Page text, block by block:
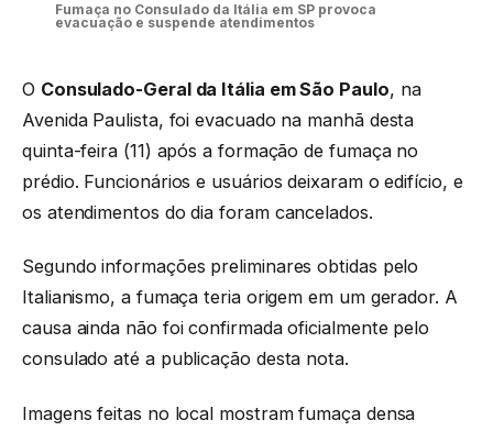
Fumaça no Consulado da Itália em SP provoca
evacuação e suspende atendimentos
O Consulado-Geral da Itália em São Paulo, na
Avenida Paulista, foi evacuado na manhã desta
quinta-feira (11) após a formação de fumaça no
prédio. Funcionários e usuários deixaram o edifício, e
os atendimentos do dia foram cancelados.
Segundo informações preliminares obtidas pelo
Italianismo, a fumaça teria origem em um gerador. A
causa ainda não foi confirmada oficialmente pelo
consulado até a publicação desta nota.
Imagens feitas no local mostram fumaça densa